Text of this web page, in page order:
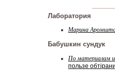
Лаборатория
Марина
Бабушкин сундук
По материалам
пользе